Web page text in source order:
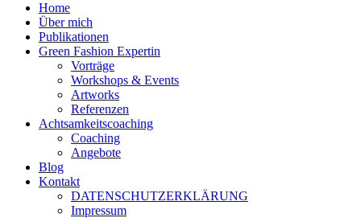
Home
Über mich
Publikationen
Green Fashion Expertin
Vorträge
Workshops & Events
Artworks
Referenzen
Achtsamkeitscoaching
Coaching
Angebote
Blog
Kontakt
DATENSCHUTZERKLÄRUNG
Impressum